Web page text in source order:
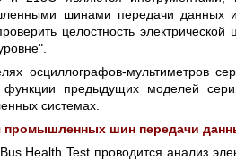
шинами передачи данных
целостность
осциллографов-мультиметров
предыдущих моделей
системах.
промышленных шин передачи
Health Test проводится анализ